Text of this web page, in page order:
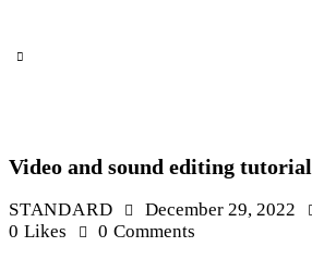
Video and sound editing tutorial
STANDARD December 29, 2022
0 Likes 0 Comments